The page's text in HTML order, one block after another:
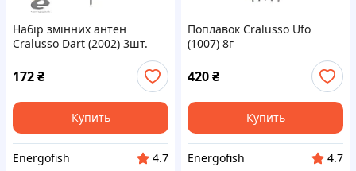
Набір змінних антен
Cralusso Dart (2002) 3шт.
172₴
Купить
Energofish
4.7
Поплавок Cralusso Ufo
(1007) 8г
420₴
Купить
Energofish
4.7